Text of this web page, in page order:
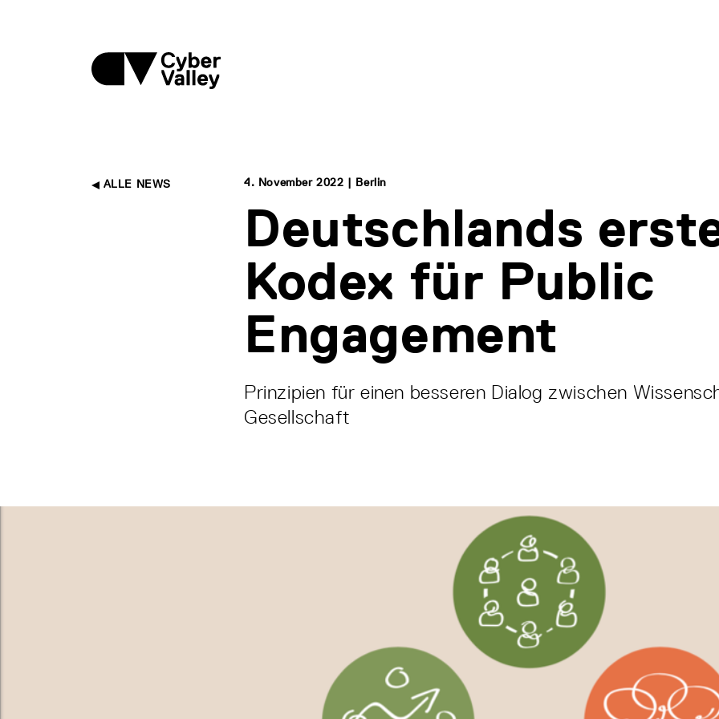
ALLE NEWS 4. November 2022 | Berlin
Deutschlands
Kodex für Public
Engagement
Prinzipien für einen besseren Dialog zwischen
Gesellschaft